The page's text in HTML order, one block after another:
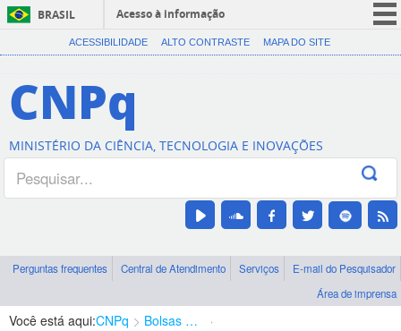
BRASIL
Acesso à informação
CORONAVÍRUS (COVID-19)
Canais
ACESSIBILIDADE ALTO CONTRASTE MAPA DO SITE
CNPq
MINISTÉRIO DA CIÊNCIA, TECNOLOGIA E INOVAÇÕES
Perguntas frequentes Central de Atendimento Serviços
E-mail do Pesquisador
Área de imprensa
Você está aqui:CNPq Bolsas e Auxílios Vigentes